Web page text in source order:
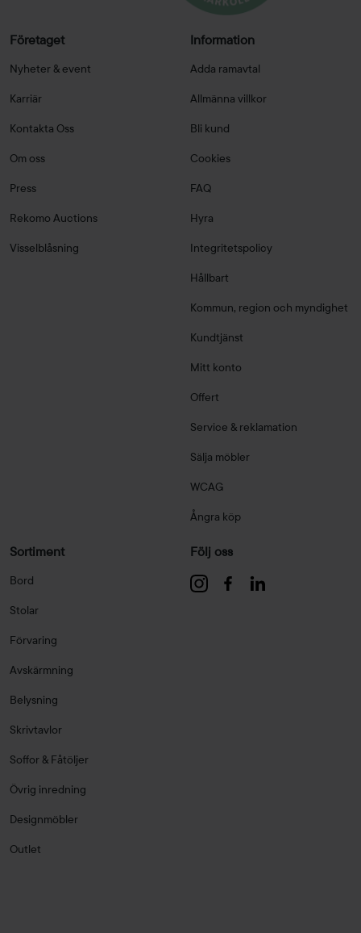
Företaget
Nyheter & event
Karriär
Kontakta Oss
Om oss
Press
Rekomo Auctions
Visselblåsning
Information
Adda ramavtal
Allmänna villkor
Bli kund
Cookies
FAQ
Hyra
Integritetspolicy
Hållbart
Kommun, region och myndighet
Kundtjänst
Mitt konto
Offert
Service & reklamation
Sälja möbler
WCAG
Ångra köp
Sortiment
Bord
Stolar
Förvaring
Avskärmning
Belysning
Skrivtavlor
Soffor & Fåtöljer
Övrig inredning
Designmöbler
Outlet
Följ oss